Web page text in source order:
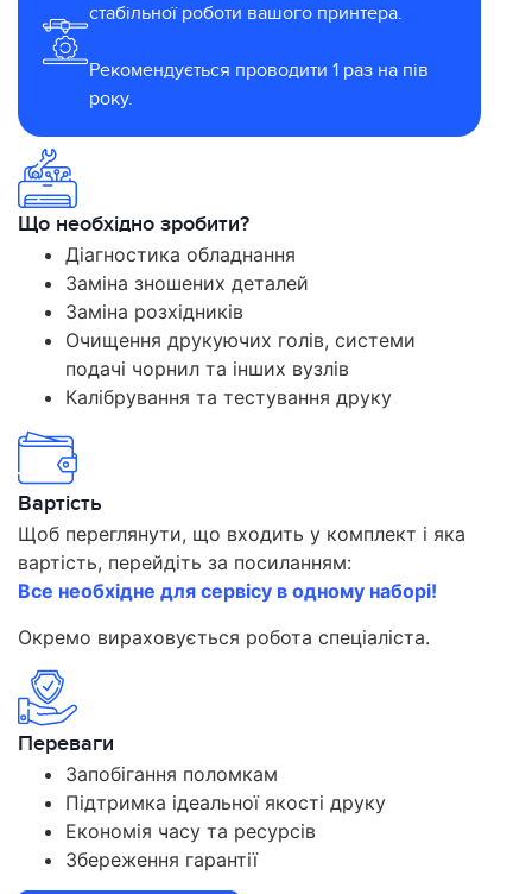
стабільної роботи вашого принтера.
Рекомендується проводити 1 раз на пів
року.
Що необхідно зробити?
Діагностика обладнання
Заміна зношених деталей
Заміна розхідників
Очищення друкуючих голів, системи
подачі чорнил та інших вузлів
Калібрування та тестування друку
Вартість
Щоб переглянути, що входить у комплект і яка
вартість, перейдіть за посиланням:
Все необхідне для сервісу в одному наборі!
Окремо вираховується робота спеціаліста.
Переваги
Запобігання поломкам
Підтримка ідеальної якості друку
Економія часу та ресурсів
Збереження гарантії